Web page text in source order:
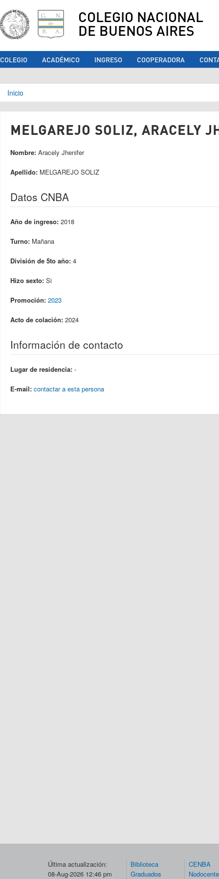
COLEGIO NACIONAL
DE BUENOS AIRES
COLEGIO ACADÉMICO INGRESO COOPERADORA
Se encuentra usted aquí
Inicio
MELGAREJO SOLIZ, ARACELY
Nombre: Aracely Jhenifer
Apellido: MELGAREJO SOLIZ
Datos CNBA
Año de ingreso: 2018
Turno: Mañana
División de 5to año: 4
Hizo sexto: Si
Promoción: 2023
Acto de colación: 2024
Información de contacto
Lugar de residencia: -
E-mail: contactar a esta persona
Última actualización:
08-Aug-2026 12:46 pm
Biblioteca
Graduados
CENBA